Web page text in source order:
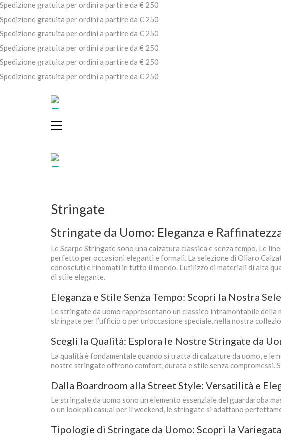
Spedizione gratuita per ordini a partire da € 250
Spedizione gratuita per ordini a partire da € 250
Spedizione gratuita per ordini a partire da € 250
Spedizione gratuita per ordini a partire da € 250
Spedizione gratuita per ordini a partire da € 250
Spedizione gratuita per ordini a partire da € 250
Stringate
Stringate da Uomo: Eleganza e
Le Scarpe Stringate sono una calzatura classica e senza tempo. Le
perfetto per occasioni eleganti e formali. La selezione di Oliaro
conosciuti e rinomati in tutto il mondo. L’utilizzo di materiali di alta
di stile elegante.
Eleganza e Stile Senza Tempo: Scopri la Nostra
Le stringate da uomo rappresentano un classico intramontabile
stringate per l’ufficio o per un’occasione speciale, nella nostra
Scegli la Qualità: Esplora le Nostre Stringate da
La qualità è fondamentale quando si tratta di calzature da uomo, e
nostre stringate offrono comfort, durata e stile senza compromessi.
Dalla Boardroom alla Street Style: Versatilità e
Le stringate da uomo sono un elemento essenziale del guardaroba
o un look più casual per il weekend, le stringate si adattano
Tipologie di Stringate da Uomo: Scopri la